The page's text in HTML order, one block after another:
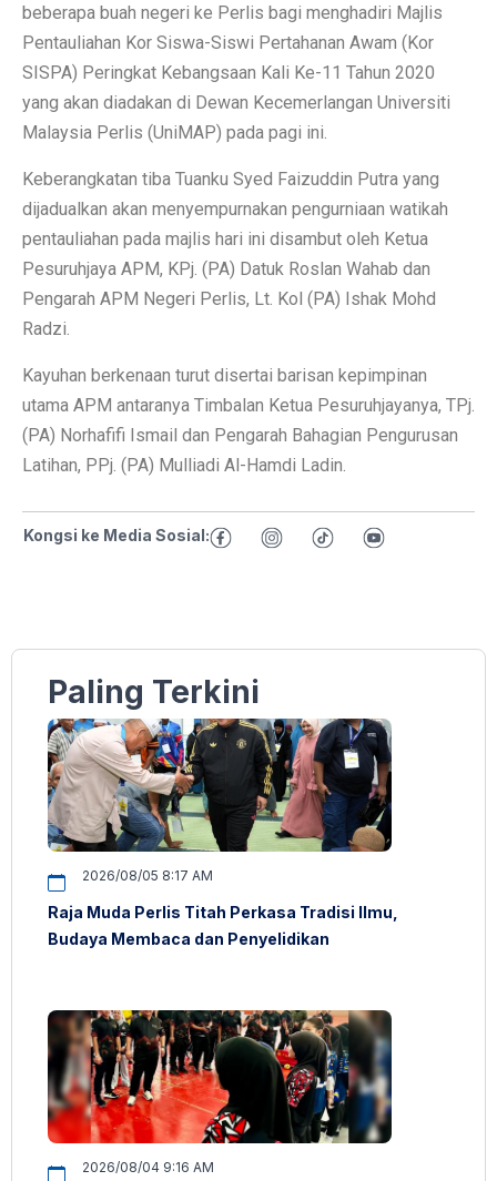
beberapa buah negeri ke Perlis bagi menghadiri Majlis
Pentauliahan Kor Siswa-Siswi Pertahanan Awam (Kor
SISPA) Peringkat Kebangsaan Kali Ke-11 Tahun 2020
yang akan diadakan di Dewan Kecemerlangan Universiti
Malaysia Perlis (UniMAP) pada pagi ini.
Keberangkatan tiba Tuanku Syed Faizuddin Putra yang
dijadualkan akan menyempurnakan pengurniaan watikah
pentauliahan pada majlis hari ini disambut oleh Ketua
Pesuruhjaya APM, KPj. (PA) Datuk Roslan Wahab dan
Pengarah APM Negeri Perlis, Lt. Kol (PA) Ishak Mohd
Radzi.
Kayuhan berkenaan turut disertai barisan kepimpinan
utama APM antaranya Timbalan Ketua Pesuruhjayanya, TPj.
(PA) Norhafifi Ismail dan Pengarah Bahagian Pengurusan
Latihan, PPj. (PA) Mulliadi Al-Hamdi Ladin.
Kongsi ke Media Sosial:
Paling Terkini
2026/08/05 8:17 AM
Raja Muda Perlis Titah Perkasa Tradisi Ilmu,
Budaya Membaca dan Penyelidikan
2026/08/04 9:16 AM